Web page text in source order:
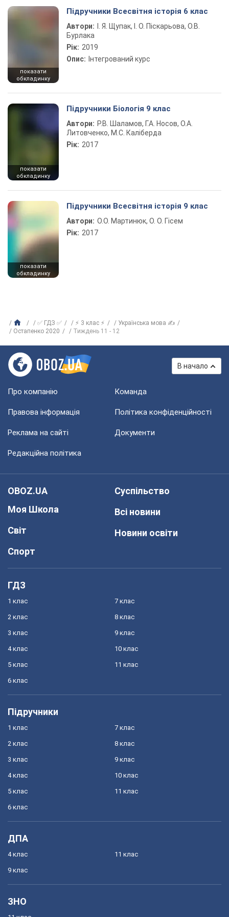
показати
обкладинку
Підручники Всесвітня історія 6 клас
Автори:
І. Я. Щупак, І. О. Піскарьова, О.В.
Бурлака
Рік: 2019
Опис: Інтегрований курс
показати
обкладинку
Підручники Біологія 9 клас
Автори: Р.В. Шаламов, Г.А. Носов, О.А.
Литовченко, М.С. Каліберда
Рік: 2017
показати
обкладинку
Підручники Всесвітня історія 9 клас
Автори: О.О. Мартинюк, О. О. Гісем
Рік: 2017
✅ ГДЗ ✅ ⚡ 3 клас ⚡
Українська мова ✍
Остапенко 2020
Тиждень 11 - 12
В начало
Про компанію Команда
Правова інформація Політика конфіденційності
Реклама на сайті Документи
Редакційна політика
OBOZ.UA
Моя Школа
Світ
Спорт
Суспільство
Всі новини
Новини освіти
ГДЗ
1 клас
2 клас
3 клас
4 клас
5 клас
6 клас
7 клас
8 клас
9 клас
10 клас
11 клас
Підручники
1 клас
2 клас
3 клас
4 клас
5 клас
6 клас
7 клас
8 клас
9 клас
10 клас
11 клас
ДПА
4 клас
9 клас
11 клас
ЗНО